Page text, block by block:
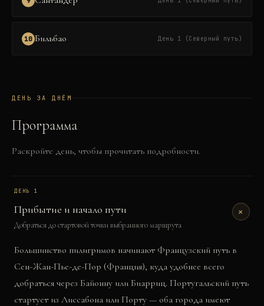
10 Бильбао День 1 (Северный путь)
ДЕНЬ ЗА ДНЁМ
Программа
Раскройте день, чтобы прочитать подробности.
ДЕНЬ 1
Прибытие и начало пути
Добраться до стартовой точки выбранного маршрута
+
Большинство пилигримов начинают Французский путь в
Сен-Жан-Пье-де-Пор (Франция), куда удобнее всего
добраться через Байонну или Биарриц. Португальский путь
стартует из Лиссабона или Порту — оба города имеют